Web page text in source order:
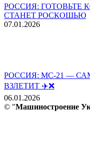
РОССИЯ: ГОТОВЬТЕ
СТАНЕТ РОСКОШЬЮ
07.01.2026
РОССИЯ: МС-21 —
ВЗЛЕТИТ ✈️❌
06.01.2026
© "Машиностроение